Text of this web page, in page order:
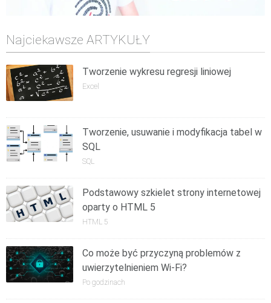
Najciekawsze ARTYKUŁY
Tworzenie wykresu regresji liniowej
Excel
Tworzenie, usuwanie i modyfikacja tabel w
SQL
SQL
Podstawowy szkielet strony internetowej
oparty o HTML 5
HTML 5
Co może być przyczyną problemów z
uwierzytelnieniem Wi-Fi?
Po godzinach